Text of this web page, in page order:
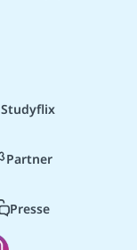
Partner
Presse